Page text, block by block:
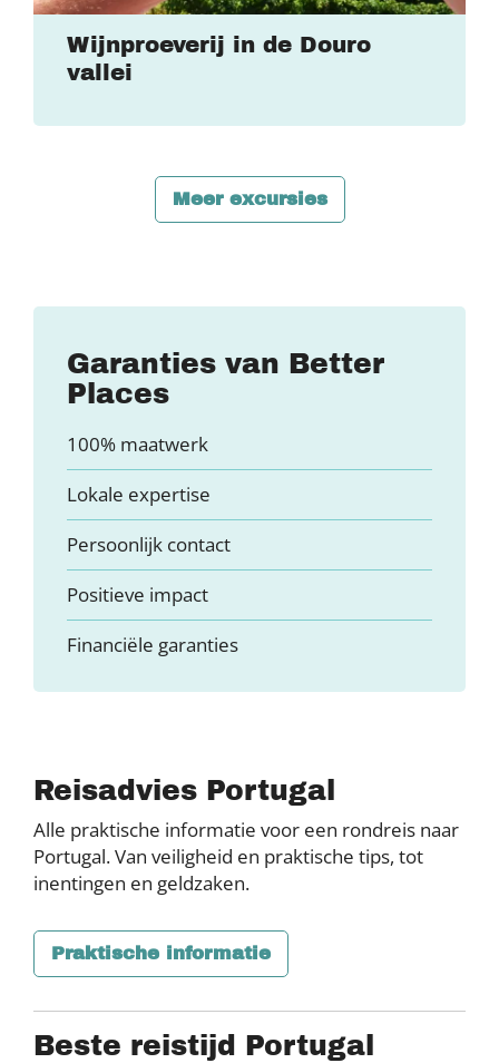
Wijnproeverij in de Douro
vallei
Meer excursies
Garanties van Better
Places
100% maatwerk
Lokale expertise
Persoonlijk contact
Positieve impact
Financiële garanties
Reisadvies Portugal
Alle praktische informatie voor een rondreis naar
Portugal. Van veiligheid en praktische tips, tot
inentingen en geldzaken.
Praktische informatie
Beste reistijd Portugal